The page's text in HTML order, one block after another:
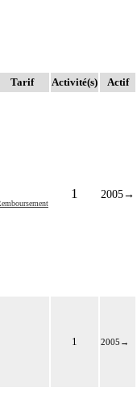
Tarif Activité(s) Actif
1 2005→
1 2005 →